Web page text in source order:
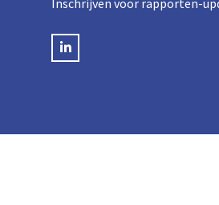
Inschrijven voor rapporten-
LinkedIN